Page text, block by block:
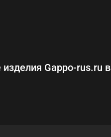
Gappo-rus.ru в